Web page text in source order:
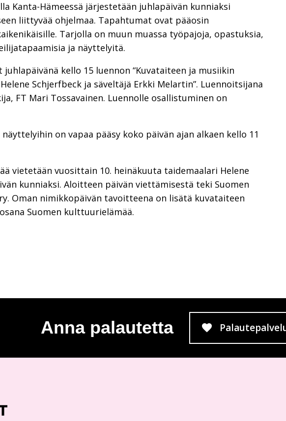
Kanta-Hämeessä järjestetään juhlapäivän kunniaksi
liittyvää ohjelmaa. Tapahtumat ovat pääosin
Tarjolla on muun muassa työpajoja, opastuksia,
ja näyttelyitä.
kello 15 luennon “Kuvataiteen ja musiikin
Schjerfbeck ja säveltäjä Erkki Melartin”. Luennoitsijana
FT Mari Tossavainen. Luennolle osallistuminen on
on vapaa pääsy koko päivän ajan alkaen kello 11
vietetään vuosittain 10. heinäkuuta taidemaalari Helene
kunniaksi. Aloitteen päivän viettämisestä teki Suomen
Oman nimikkopäivän tavoitteena on lisätä kuvataiteen
Suomen kulttuurielämää.
Anna palautetta Siirtyy